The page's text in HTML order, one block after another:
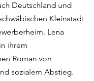
Deutschland und
Kleinstadt
Lena
ihrem
Roman von
sozialem Abstieg.